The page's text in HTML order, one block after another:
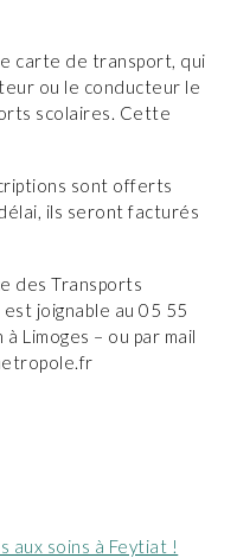
carte de transport, qui
ou le conducteur le
scolaires. Cette
sont offerts
ils seront facturés
des Transports
joignable au 05 55
Limoges – ou par mail
aux soins à Feytiat !